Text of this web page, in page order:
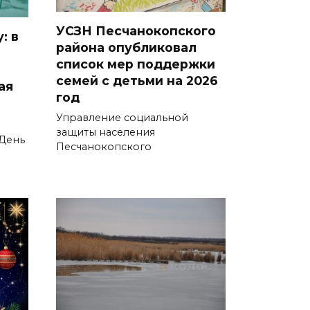
06 августа 2026 15:51
Донские спасатели провели
профилактические занятия
более чем для 11 тыс. детей
«Хочу прожить жизнь одна»:
06 августа 2026 15:38
Возбуждено еще одно дело:
подозреваемому в поджоге
на АЗС заполняли две
емкости на 1000 л
в
УСЗН Песчанокопского
района опубликовал
список мер поддержки
семей с детьми на 2026
год
Управление социальной
защиты населения
Песчанокопского